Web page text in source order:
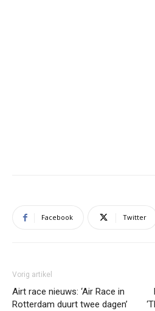
Facebook Twitter
Vorig artikel
Airt race nieuws: ‘Air Race in
Rotterdam duurt twee dagen’